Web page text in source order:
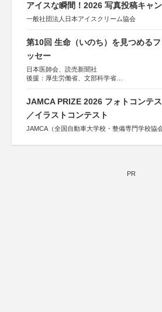
アイスな瞬間！2026 写真投稿キャ
一般社団法人日本アイスクリーム協会
第10回 生命（いのち）を見つめる
ッセー
日本医師会、読売新聞社
後援：厚生労働省、文部科学省
JAMCA PRIZE 2026 フォトコンテ
／イラストコンテスト
JAMCA（全国自動車大学校・整備専門学校協会
PR